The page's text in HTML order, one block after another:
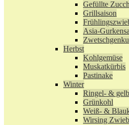
Gefüllte
Grillsaison
Asia-
Herbst
Kohlgemüse
Muskatkürbis
Pastinake
Winter
Ringel- &
Grünkohl
Weiß- &
Wirsing